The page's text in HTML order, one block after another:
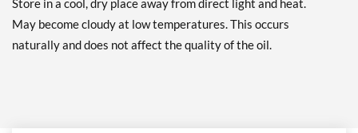
Store in a cool, dry place away from direct light and heat.
May become cloudy at low temperatures. This occurs
naturally and does not affect the quality of the oil.